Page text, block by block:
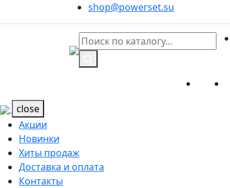
shop@powerset.su
Акции
close
Акции
Новинки
Хиты продаж
Доставка и оплата
Контакты